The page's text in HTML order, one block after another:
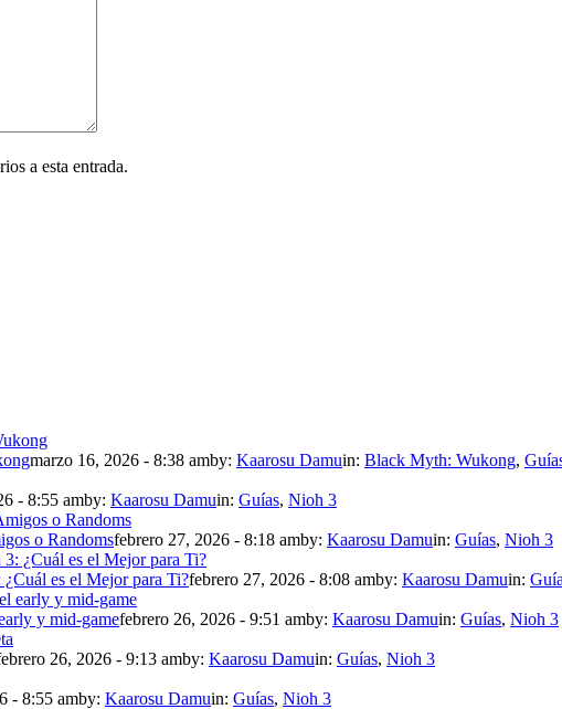
a esta entrada.
marzo 16, 2026 - 8:38 amby: Kaarosu Damuin: Black Myth: Wukong,
- 8:55 amby: Kaarosu Damuin: Guías, Nioh 3
o Randomsfebrero 27, 2026 - 8:18 amby: Kaarosu Damuin: Guías, Nioh 3
es el Mejor para Ti?febrero 27, 2026 - 8:08 amby: Kaarosu Damuin:
y mid-gamefebrero 26, 2026 - 9:51 amby: Kaarosu Damuin: Guías, Nioh 3
26, 2026 - 9:13 amby: Kaarosu Damuin: Guías, Nioh 3
- 8:55 amby: Kaarosu Damuin: Guías, Nioh 3